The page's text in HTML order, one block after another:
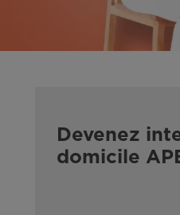
Devenez
domicile